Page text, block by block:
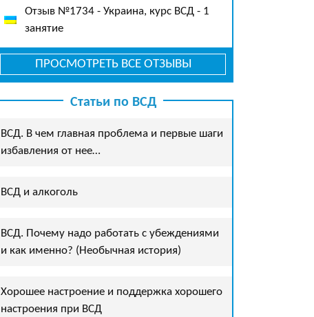
Отзыв №1734 - Украина, курс ВСД - 1
занятие
ПРОСМОТРЕТЬ ВСЕ ОТЗЫВЫ
Статьи по ВСД
ВСД. В чем главная проблема и первые шаги
избавления от нее…
ВСД и алкоголь
ВСД. Почему надо работать с убеждениями
и как именно? (Необычная история)
Хорошее настроение и поддержка хорошего
настроения при ВСД